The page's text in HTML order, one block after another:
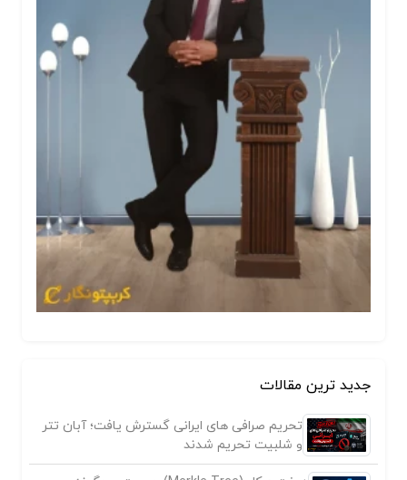
جدید ترین مقالات
تحریم صرافی های ایرانی گسترش یافت؛ آبان تتر
و شلبیت تحریم شدند